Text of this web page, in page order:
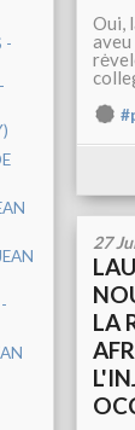
-
Oui,
27
LA